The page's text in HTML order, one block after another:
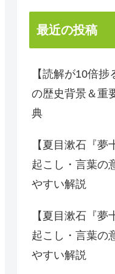
最近の投稿
【読解が10倍捗
の歴史背景＆重
典
【夏目漱石『
起こし・言葉の
やすい解説
【夏目漱石『
起こし・言葉の
やすい解説